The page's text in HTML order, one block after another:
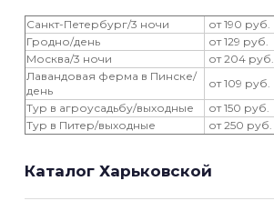
Санкт-Петербург/3 ночи
от 190 руб.
Гродно/день
от 129 руб.
Москва/3 ночи
от 204 руб.
Лавандовая ферма в Пинске/
день
от 109 руб.
Тур в агроусадьбу/выходные
от 150 руб.
Тур в Питер/выходные
от 250 руб.
Каталог Харьковской